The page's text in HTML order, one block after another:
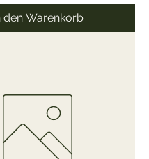
den Warenkorb